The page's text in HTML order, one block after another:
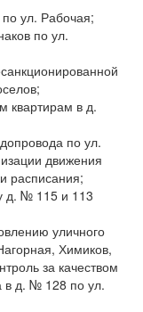
по ул. Рабочая;
по ул.
квартирам в д.
по ул.
движения
расписания;
д. № 115 и 113
уличного
Химиков,
за качеством
в д. № 128 по ул.